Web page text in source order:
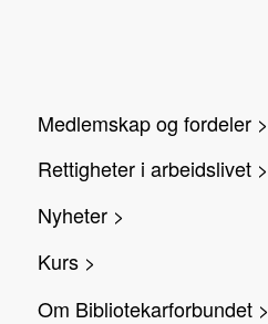
Medlemskap og fordeler >
Rettigheter i arbeidslivet >
Nyheter >
Kurs >
Om Bibliotekarforbundet >